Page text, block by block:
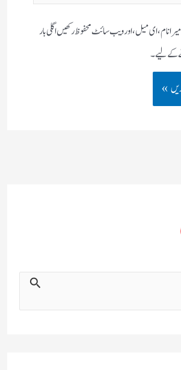
نام، ای میل، اور ویب سائٹ محفوظ رکھیں اگلی بار
کےلیے۔